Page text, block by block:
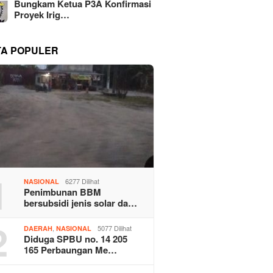
Bungkam Ketua P3A Konfirmasi
Proyek Irig…
POPULER
NASIONAL 6277 Dilihat
Penimbunan BBM
bersubsidi jenis solar da…
DAERAH,NASIONAL 5077 Dilihat
Diduga SPBU no. 14 205
165 Perbaungan Me…